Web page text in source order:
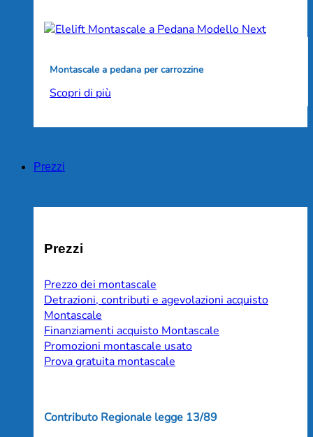
Montascale a pedana per carrozzine
Scopri di più
Prezzi
Prezzi
Prezzo dei montascale
Detrazioni, contributi e agevolazioni acquisto
Montascale
Finanziamenti acquisto Montascale
Promozioni montascale usato
Prova gratuita montascale
Contributo Regionale legge 13/89